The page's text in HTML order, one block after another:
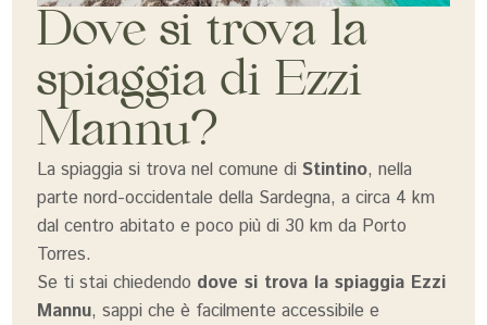
Dove si trova la
spiaggia di Ezzi
Mannu?
La spiaggia si trova nel comune di Stintino, nella
parte nord-occidentale della Sardegna, a circa 4 km
dal centro abitato e poco più di 30 km da Porto
Torres.
Se ti stai chiedendo dove si trova la spiaggia Ezzi
Mannu, sappi che è facilmente accessibile e